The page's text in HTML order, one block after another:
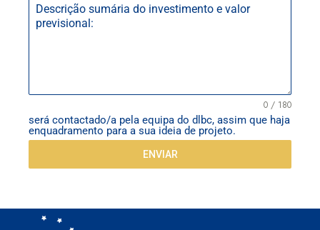
0 / 180
será contactado/a pela equipa do dlbc, assim que haja
enquadramento para a sua ideia de projeto.
ENVIAR